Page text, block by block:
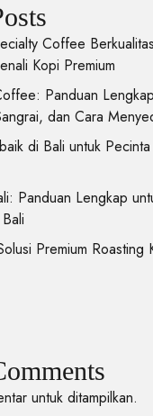
Coffee
Kopi Premium
Panduan
dan Cara
di Bali untuk
Panduan Lengkap
Premium Roasting
untuk ditampilkan.